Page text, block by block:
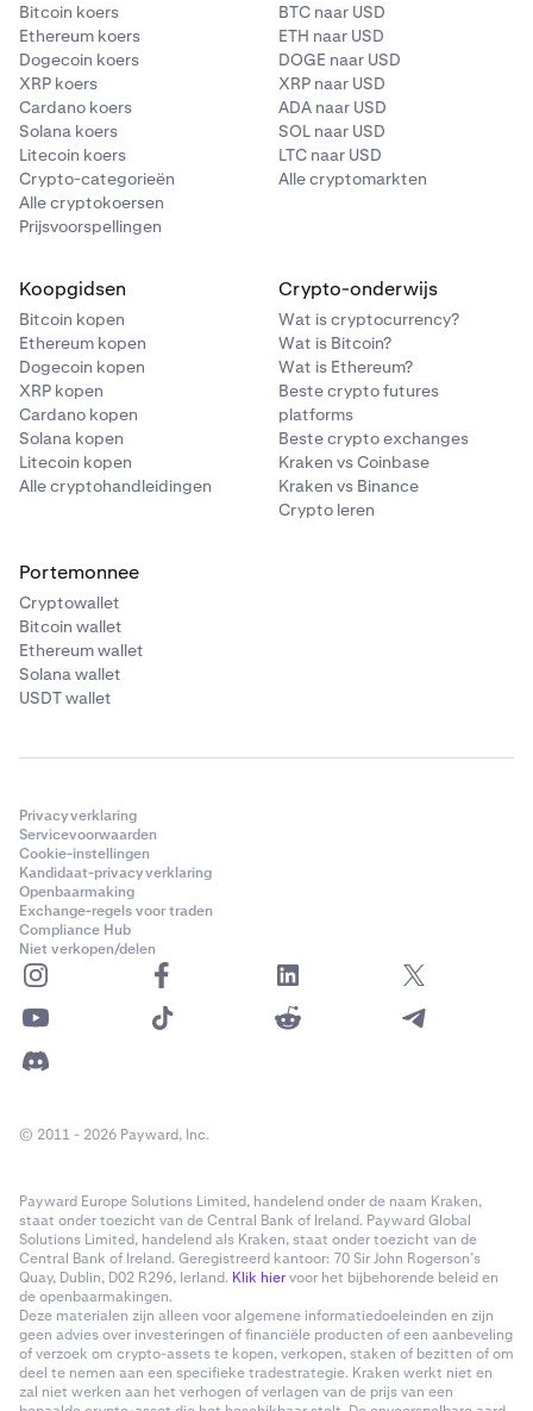
Bitcoin koers
Ethereum koers
Dogecoin koers
XRP koers
Cardano koers
Solana koers
Litecoin koers
Crypto-categorieën
Alle cryptokoersen
Prijsvoorspellingen
BTC naar USD
ETH naar USD
DOGE naar USD
XRP naar USD
ADA naar USD
SOL naar USD
LTC naar USD
Alle cryptomarkten
Koopgidsen
Bitcoin kopen
Ethereum kopen
Dogecoin kopen
XRP kopen
Cardano kopen
Solana kopen
Litecoin kopen
Alle cryptohandleidingen
Crypto-onderwijs
Wat is cryptocurrency?
Wat is Bitcoin?
Wat is Ethereum?
Beste crypto futures
platforms
Beste crypto exchanges
Kraken vs Coinbase
Kraken vs Binance
Crypto leren
Portemonnee
Cryptowallet
Bitcoin wallet
Ethereum wallet
Solana wallet
USDT wallet
Privacyverklaring
Servicevoorwaarden
Cookie-instellingen
Kandidaat-privacyverklaring
Openbaarmaking
Exchange-regels voor traden
Compliance Hub
Niet verkopen/delen
© 2011 - 2026 Payward, Inc.
Payward Europe Solutions Limited, handelend onder de naam Kraken,
staat onder toezicht van de Central Bank of Ireland. Payward Global
Solutions Limited, handelend als Kraken, staat onder toezicht van de
Central Bank of Ireland. Geregistreerd kantoor: 70 Sir John Rogerson’s
Quay, Dublin, D02 R296, Ierland. Klik hiervoor het bijbehorende beleid en
de openbaarmakingen.
Deze materialen zijn alleen voor algemene informatiedoeleinden en zijn
geen advies over investeringen of financiële producten of een aanbeveling
of verzoek om crypto-assets te kopen, verkopen, staken of bezitten of om
deel te nemen aan een specifieke tradestrategie. Kraken werkt niet en
zal niet werken aan het verhogen of verlagen van de prijs van een